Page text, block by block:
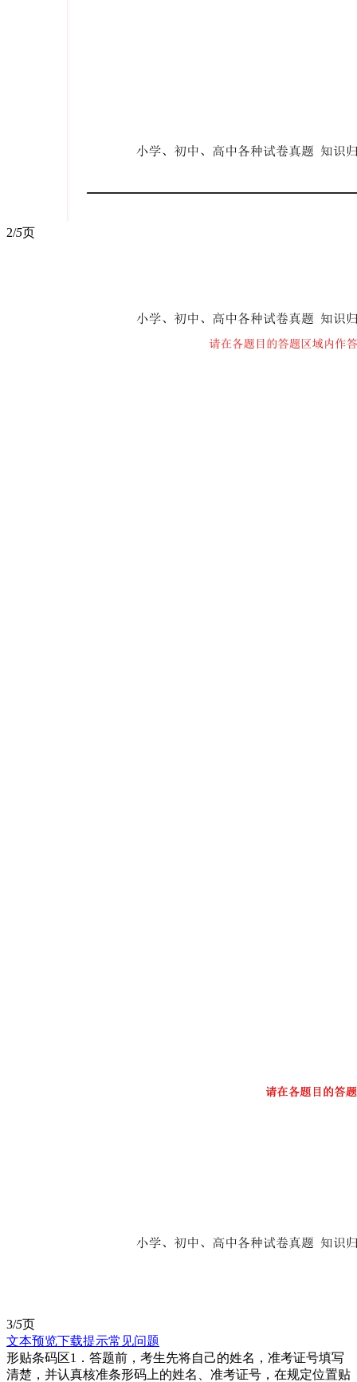
2/5页
3/5页
文本预览下载提示常见问题
形贴条码区1．答题前，考生先将自己的姓名，准考证号填写
清楚，并认真核准条形码上的姓名、准考证号，在规定位置贴